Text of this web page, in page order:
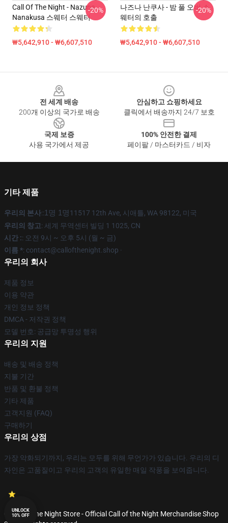
Call Of The Night - Nazuna
Nanakusa 스웨터 스웨터
₩5,642,910 - ₩6,607,510
-20%
나즈나 난쿠사 - 밤 풀 오버 스
웨터의 호출
₩5,642,910 - ₩6,607,510
-20%
전 세계 배송
200개 이상의 국가로 배송
안심하고 쇼핑하세요
클릭에서 배송까지 24/7 보호
국제 보증
사용 국가에서 제공
100% 안전한 결제
페이팔 / 마스터카드 / 비자
기타 제품
우리의 본사::1명 1명11517 12th Ave, 시애틀, WA 98122, 미국
우리의 창고: 세계 무역센터 빌딩 1 1025, CN
시간 :: 오전 9시 ~ 오후 5시 (월 ~ 금)
이름 *: contact@callofthenight.shop ·
우리의 회사
제품 정보
이용 약관
개인 정보 정책
DMCA - 저작권 정책
모델 번호: 공급망 투명성 행위
우리의 지원
배송 및 배송 정책
지불 기간
반품 및 환불 정책
기타 제품
고객지원 (FAQ)
구매하기
우리의 상점
가장 악화되기까지, 우리는 모두를 위해 무언가가 있습니다. 우리의 디
자인은 고품질이고 우리의 고객의 유일한 매일 작풍을 보여줍니다.
© Call of the Night Store - Official Call of the Night Merchandise Shop
UNLOCK
10% OFF